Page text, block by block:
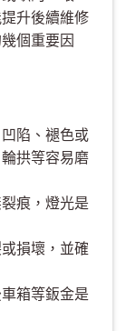
升後續維修
個重要因
陷、褪色或
拱等容易磨
痕，燈光是
損壞，並確
箱等鈑金是